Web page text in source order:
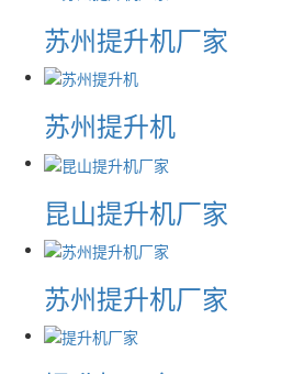
苏州提升机厂家
苏州提升机
昆山提升机厂家
苏州提升机厂家